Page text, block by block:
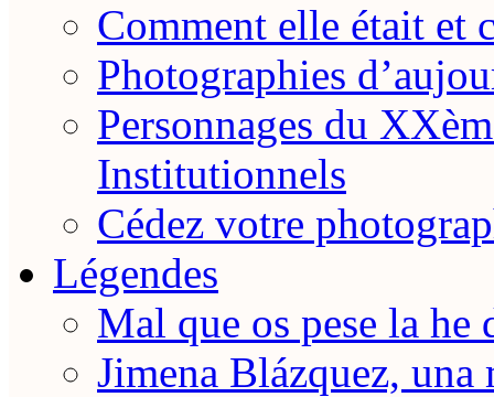
Comment elle était et
Photographies
Personnages du
Institutionnels
Cédez votre
Légendes
Mal que os pese la he
Jimena Blázquez, una